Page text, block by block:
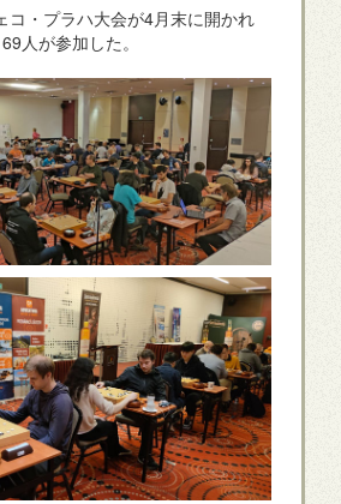
コ・プラハ大会が4月末に開かれ
人が参加した。